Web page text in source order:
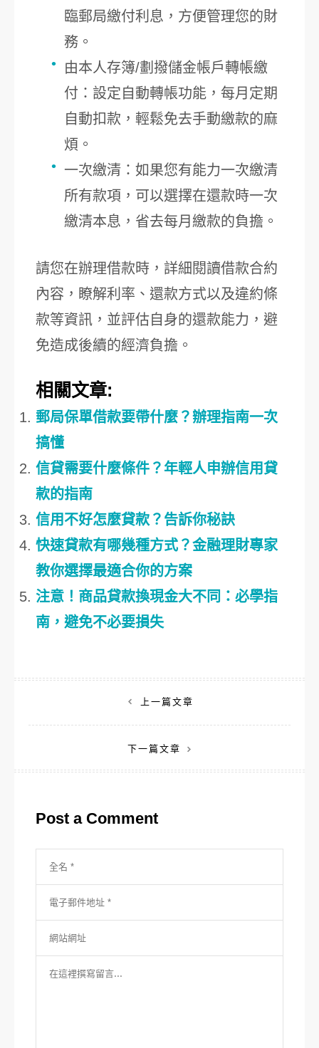
臨郵局繳付利息，方便管理您的財
務。
由本人存簿/劃撥儲金帳戶轉帳繳
付：設定自動轉帳功能，每月定期
自動扣款，輕鬆免去手動繳款的麻
煩。
一次繳清：如果您有能力一次繳清
所有款項，可以選擇在還款時一次
繳清本息，省去每月繳款的負擔。
請您在辦理借款時，詳細閱讀借款合約
內容，瞭解利率、還款方式以及違約條
款等資訊，並評估自身的還款能力，避
免造成後續的經濟負擔。
相關文章:
郵局保單借款要帶什麼？辦理指南一次
搞懂
信貸需要什麼條件？年輕人申辦信用貸
款的指南
信用不好怎麼貸款？告訴你秘訣
快速貸款有哪幾種方式？金融理財專家
教你選擇最適合你的方案
注意！商品貸款換現金大不同：必學指
南，避免不必要損失
章
上一篇文章
下一篇文章
Post a Comment